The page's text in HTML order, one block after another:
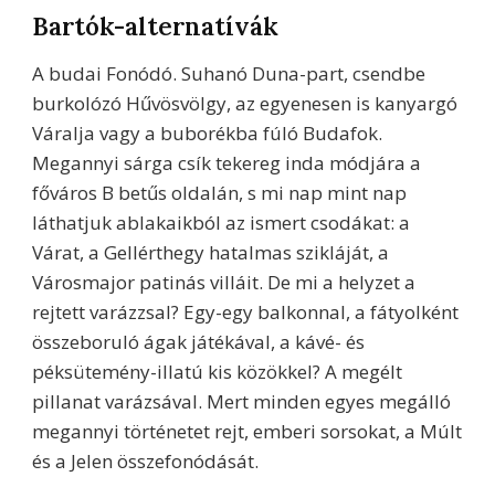
Bartók-alternatívák
A budai Fonódó. Suhanó Duna-part, csendbe
burkolózó Hűvösvölgy, az egyenesen is kanyargó
Váralja vagy a buborékba fúló Budafok.
Megannyi sárga csík tekereg inda módjára a
főváros B betűs oldalán, s mi nap mint nap
láthatjuk ablakaikból az ismert csodákat: a
Várat, a Gellérthegy hatalmas szikláját, a
Városmajor patinás villáit. De mi a helyzet a
rejtett varázzsal? Egy-egy balkonnal, a fátyolként
összeboruló ágak játékával, a kávé- és
péksütemény-illatú kis közökkel? A megélt
pillanat varázsával. Mert minden egyes megálló
megannyi történetet rejt, emberi sorsokat, a Múlt
és a Jelen összefonódását.